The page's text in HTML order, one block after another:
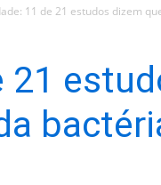
11 de 21 estudos dizem
21